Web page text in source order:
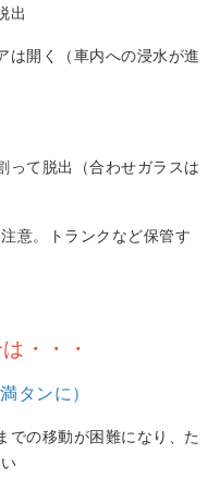
出
は開く（車内への浸水が進
って脱出（合わせガラスは
意。トランクなど保管す
・・・
タンに）
での移動が困難になり、た